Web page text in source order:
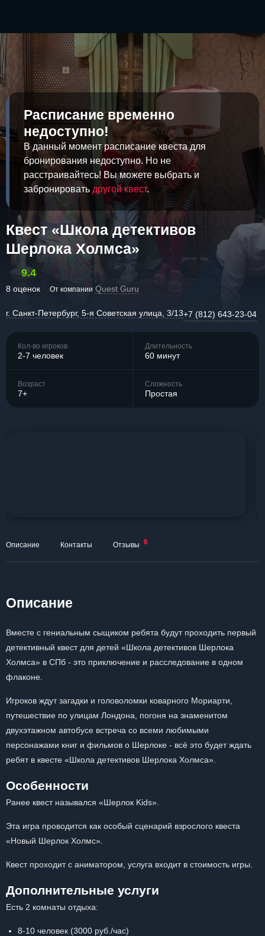
Расписание временно
недоступно!
В данный момент расписание квеста для
бронирования недоступно. Но не
расстраивайтесь! Вы можете выбрать и
забронировать другой квест.
Квест «Школа детективов
Шерлока Холмса»
9.4
8 оценок От компании Quest Guru
г. Санкт-Петербург, 5-я Советская улица, 3/13+7 (812) 643-23-04
Кол-во игроков
2-7 человек
Длительность
60 минут
Возраст
7+
Сложность
Простая
Описание Контакты Отзывы 6
Описание
Вместе с гениальным сыщиком ребята будут проходить первый
детективный квест для детей «Школа детективов Шерлока
Холмса» в СПб - это приключение и расследование в одном
флаконе.
Игроков ждут загадки и головоломки коварного Мориарти,
путешествие по улицам Лондона, погоня на знаменитом
двухэтажном автобусе встреча со всеми любимыми
персонажами книг и фильмов о Шерлоке - всё это будет ждать
ребят в квесте «Школа детективов Шерлока Холмса».
Особенности
Ранее квест назывался «Шерлок Kids».
Эта игра проводится как особый сценарий взрослого квеста
«Новый Шерлок Холмс».
Квест проходит с аниматором, услуга входит в стоимость игры.
Дополнительные услуги
Есть 2 комнаты отдыха:
8-10 человек (3000 руб./час)